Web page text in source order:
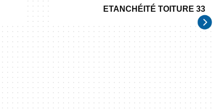
ETANCHÉITÉ TOITURE 33